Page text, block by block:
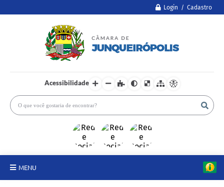
Login / Cadastro
Acessibilidade
MENU